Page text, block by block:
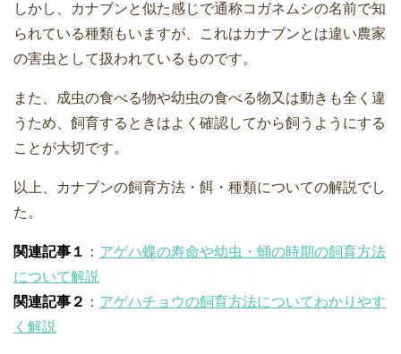
しかし、カナブンと似た感じで通称コガネムシの名前で知
られている種類もいますが、これはカナブンとは違い農家
の害虫として扱われているものです。
また、成虫の食べる物や幼虫の食べる物又は動きも全く違
うため、飼育するときはよく確認してから飼うようにする
ことが大切です。
以上、カナブンの飼育方法・餌・種類についての解説でし
た。
関連記事１ ： アゲハ蝶の寿命や幼虫・蛹の時期の飼育方法
について解説
関連記事２ ： アゲハチョウの飼育方法についてわかりやす
く解説